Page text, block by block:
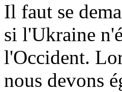
Il faut se
si l'Ukraine
l'Occident.
nous devons